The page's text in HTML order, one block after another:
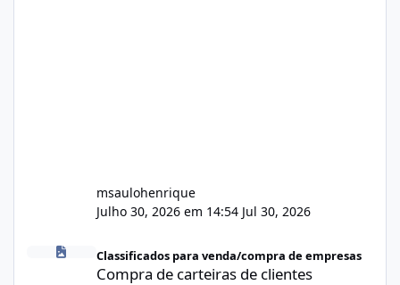
msaulohenrique
Julho 30, 2026 em 14:54 Jul 30, 2026
Compra de carteiras de clientes
Classificados para venda/compra de empresas
Compra de carteiras de clientes